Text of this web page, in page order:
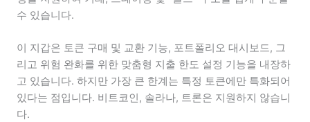
수 있습니다.
이 지갑은 토큰 구매 및 교환 기능, 포트폴리오 대시보드, 그
리고 위험 완화를 위한 맞춤형 지출 한도 설정 기능을 내장하
고 있습니다. 하지만 가장 큰 한계는 특정 토큰에만 특화되어
있다는 점입니다. 비트코인, 솔라나, 트론은 지원하지 않습니
다.